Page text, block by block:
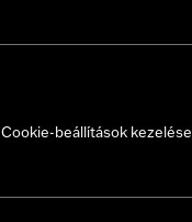
Cookie-beállítások kezelése